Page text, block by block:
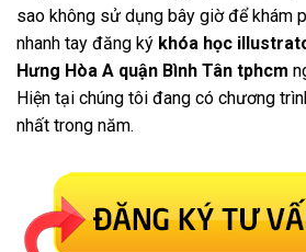
sao không sử dụng bây giờ để khám
nhanh tay đăng ký khóa học
Hưng Hòa A quận Bình Tân tphcm
Hiện tại chúng tôi đang có chương
nhất trong năm.